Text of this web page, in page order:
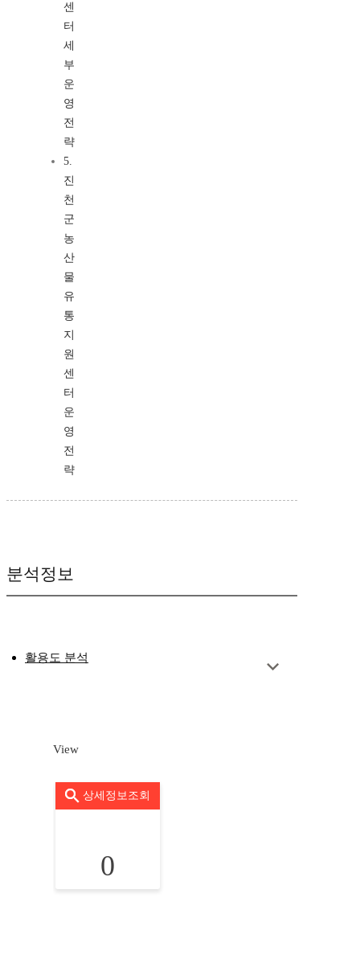
센
터
세
부
운
영
전
략
5.
진
천
군
농
산
물
유
통
지
원
센
터
운
영
전
략
분석정보
활용도 분석
View
상세정보조회
0